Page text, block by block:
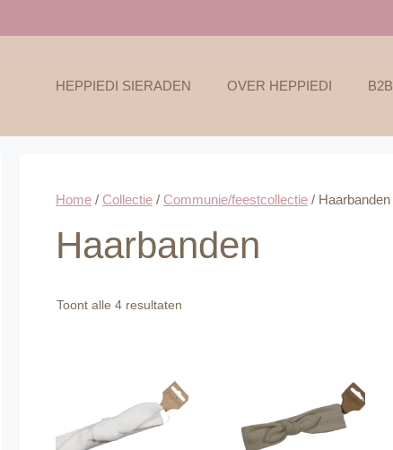
HEPPIEDI SIERADEN OVER HEPPIEDI B2B
Home / Collectie / Communie/feestcollectie / Haarbanden
Haarbanden
Toont alle 4 resultaten